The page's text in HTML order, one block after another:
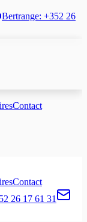
Bertrange: +352 26
Contact
Contact
26 17 61 31